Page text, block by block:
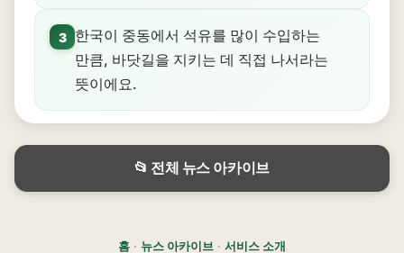
3
한국이 중동에서 석유를 많이 수입하는
만큼, 바닷길을 지키는 데 직접 나서라는
뜻이에요.
📂 전체 뉴스 아카이브
홈 · 뉴스 아카이브 · 서비스 소개